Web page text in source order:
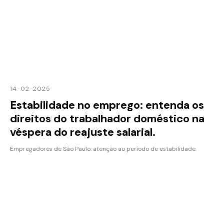
14-02-2025
Estabilidade no emprego: entenda os
direitos do trabalhador doméstico na
véspera do reajuste salarial.
Empregadores de São Paulo: atenção ao período de estabilidade.